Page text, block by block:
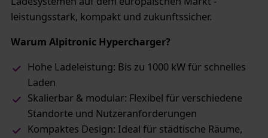
leistungsstark, kompakt und zukunftssicher.
Warum Alpitronic Hypercharger?
Hohe Ladeleistung: Bis zu 1000 kW für schnelles
Laden
Skalierbar & modular: Flexibel für verschiedene
Standorte und Nutzeranforderungen
Kompaktes Design: Ideal für städtische Räume,